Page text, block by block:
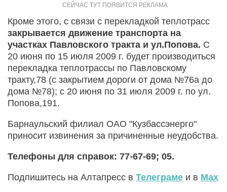
Кроме этого, с связи с перекладкой теплотрасс
закрывается движение транспорта на
участках Павловского тракта и ул.Попова. С
20 июня по 15 июля 2009 г. будет производиться
перекладка теплотрассы по Павловскому
тракту,78 (с закрытием дороги от дома №76а до
дома №78); с 20 июня по 31 июля 2009 г. по ул.
Попова,191.
Барнаульский филиал ОАО "Кузбассэнерго"
приносит извинения за причиненные неудобства.
Телефоны для справок: 77-67-69; 05.
Подпишитесь на Алтапресс в Телеграме и в Max